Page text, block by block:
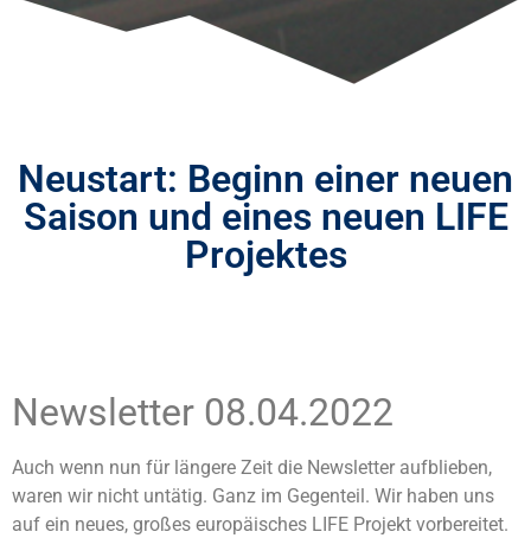
Neustart: Beginn einer neuen
Saison und eines neuen LIFE
Projektes
Newsletter 08.04.2022
Auch wenn nun für längere Zeit die Newsletter aufblieben,
waren wir nicht untätig. Ganz im Gegenteil. Wir haben uns
auf ein neues, großes europäisches LIFE Projekt vorbereitet.